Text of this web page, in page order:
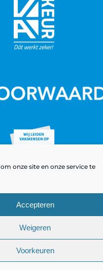
onze site en onze service te
Accepteren
Weigeren
Voorkeuren
2021 - 2026 WeeversNieuwstad